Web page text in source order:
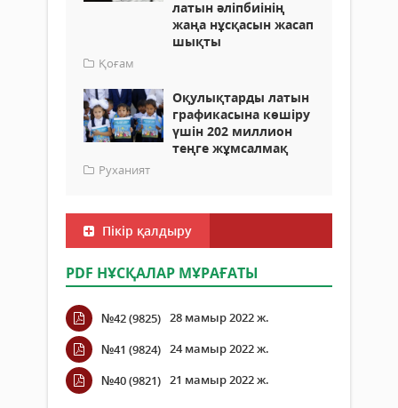
латын әліпбиінің
жаңа нұсқасын жасап
шықты
Қоғам
Оқулықтарды латын
графикасына көшіру
үшін 202 миллион
теңге жұмсалмақ
Руханият
Пікір қалдыру
PDF НҰСҚАЛАР МҰРАҒАТЫ
№42 (9825) 28 мамыр 2022 ж.
№41 (9824) 24 мамыр 2022 ж.
№40 (9821) 21 мамыр 2022 ж.